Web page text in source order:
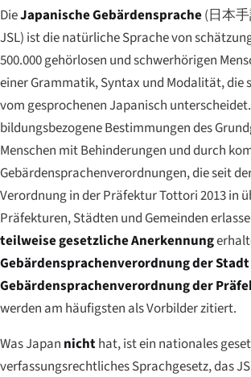
DieJapanische Gebärdensprache(日本
JSL) ist die natürliche Sprache von
500.000 gehörlosen und schwerhörigen
einer Grammatik, Syntax und Modalität, die
vom gesprochenen Japanisch
bildungsbezogene Bestimmungen des
Menschen mit Behinderungen und durch
Gebärdensprachenverordnungen, die seit
Verordnung in der Präfektur Tottori 2013 in
Präfekturen, Städten und Gemeinden
teilweise gesetzliche Anerkennung
Gebärdensprachenverordnung der
Gebärdensprachenverordnung der
werden am häufigsten als Vorbilder zitiert.
Was Japan nichthat, ist ein nationales
verfassungsrechtliches Sprachgesetz, das